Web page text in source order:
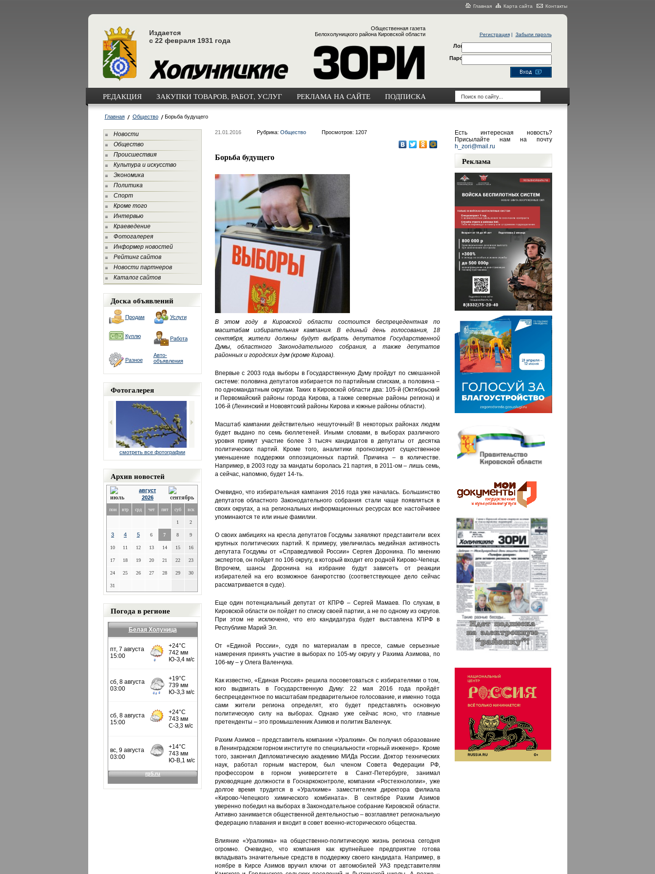
Главная Карта сайта Контакты
Издается
с 22 февраля 1931 года
Общественная газета
Белохолуницкого района Кировской области
Регистрация| Забыли пароль
Логин
Пароль
РЕДАКЦИЯ ЗАКУПКИ ТОВАРОВ, РАБОТ, УСЛУГ РЕКЛАМА НА САЙТЕ ПОДПИСКА
Главная Общество Борьба будущего
Новости
Общество
Происшествия
Культура и искусство
Экономика
Политика
Спорт
Кроме того
Интервью
Краеведение
Фотогалерея
Информер новостей
Рейтинг сайтов
Новости партнеров
Каталог сайтов
Доска объявлений
Продам Услуги
Куплю Работа
Разное
Авто-
объявления
Фотогалерея
смотреть все фотографии
Архив новостей
август
2026
пон втр срд чет пят суб вск
1 2
3 4 5 6 7 8 9
10 11 12 13 14 15 16
17 18 19 20 21 22 23
24 25 26 27 28 29 30
31
Погода в регионе
Белая Холуница
21.01.2016 Рубрика: Общество Просмотров: 1207
Борьба будущего
В этом году в Кировской области состоится беспрецедентная по
масштабам избирательная кампания. В единый день голосования, 18
сентября, жители должны будут выбрать депутатов Государственной
Думы, областного Законодательного собрания, а также депутатов
районных и городских дум (кроме Кирова).
Впервые с 2003 года выборы в Государственную Думу пройдут по смешанной
системе: половина депутатов избирается по партийным спискам, а половина –
по одномандатным округам. Таких в Кировской области два: 105-й (Октябрьский
и Первомайский районы города Кирова, а также северные районы региона) и
106-й (Ленинский и Нововятский районы Кирова и южные районы области).
Масштаб кампании действительно нешуточный! В некоторых районах людям
будет выдано по семь бюллетеней. Иными словами, в выборах различного
уровня примут участие более 3 тысяч кандидатов в депутаты от десятка
политических партий. Кроме того, аналитики прогнозируют существенное
уменьшение поддержки оппозиционных партий. Причина – в количестве.
Например, в 2003 году за мандаты боролась 21 партия, в 2011-ом – лишь семь,
а сейчас, напомню, будет 14-ть.
Очевидно, что избирательная кампания 2016 года уже началась. Большинство
депутатов областного Законодательного собрания стали чаще появляться в
своих округах, а на региональных информационных ресурсах все настойчивее
упоминаются те или иные фамилии.
О своих амбициях на кресла депутатов Госдумы заявляют представители всех
крупных политических партий. К примеру, увеличилась медийная активность
депутата Госдумы от «Справедливой России» Сергея Доронина. По мнению
экспертов, он пойдет по 106 округу, в который входит его родной Кирово-Чепецк.
Впрочем, шансы Доронина на избрание будут зависеть от реакции
избирателей на его возможное банкротство (соответствующее дело сейчас
рассматривается в суде).
Еще один потенциальный депутат от КПРФ – Сергей Мамаев. По слухам, в
Кировской области он пойдет по списку своей партии, а не по одному из округов.
При этом не исключено, что его кандидатура будет выставлена КПРФ в
Республике Марий Эл.
От «Единой России», судя по материалам в прессе, самые серьезные
намерения принять участие в выборах по 105-му округу у Рахима Азимова, по
106-му – у Олега Валенчука.
Как известно, «Единая Россия» решила посоветоваться с избирателями о том,
кого выдвигать в Государственную Думу: 22 мая 2016 года пройдёт
беспрецедентное по масштабам предварительное голосование, и именно тогда
сами жители региона определят, кто будет представлять основную
политическую силу на выборах. Однако уже сейчас ясно, что главные
претенденты – это промышленник Азимов и политик Валенчук.
Рахим Азимов – представитель компании «Уралхим». Он получил образование
в Ленинградском горном институте по специальности «горный инженер». Кроме
того, закончил Дипломатическую академию МИДа России. Доктор технических
наук, работал горным мастером, был членом Совета Федерации РФ,
профессором в горном университете в Санкт-Петербурге, занимал
руководящие должности в Госнаркоконтроле, компании «Ростехнологии», уже
долгое время трудится в «Уралхиме» заместителем директора филиала
«Кирово-Чепецкого химического комбината». В сентябре Рахим Азимов
уверенно победил на выборах в Законодательное собрание Кировской области.
Активно занимается общественной деятельностью – возглавляет региональную
федерацию плавания и входит в совет военно-исторического общества.
Влияние «Уралхима» на общественно-политическую жизнь региона сегодня
огромно. Очевидно, что компания как крупнейшее предприятие готова
вкладывать значительные средств в поддержку своего кандидата. Например, в
ноябре в Кирсе Азимов вручил ключи от автомобилей УАЗ представителям
Есть интересная новость?
Присылайте нам на почту
h_zori@mail.ru
Реклама